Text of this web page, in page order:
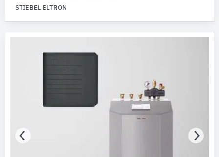
STIEBEL ELTRON